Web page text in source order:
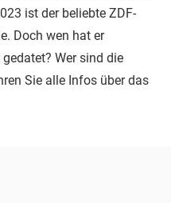
ist der beliebte ZDF-
Doch wen hat er
Wer sind die
Sie alle Infos über das